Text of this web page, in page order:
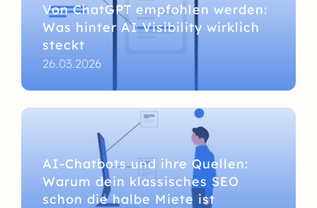
Von ChatGPT empfohlen werden:
Was hinter AI Visibility wirklich
steckt
26.03.2026
AI-Chatbots und ihre Quellen:
Warum dein klassisches SEO
schon die halbe Miete ist